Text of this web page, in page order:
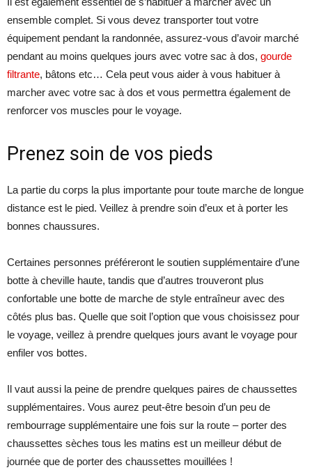
ensemble complet. Si vous devez transporter tout votre
équipement pendant la randonnée, assurez-vous d’avoir marché
pendant au moins quelques jours avec votre sac à dos, gourde
filtrante, bâtons etc… Cela peut vous aider à vous habituer à
marcher avec votre sac à dos et vous permettra également de
renforcer vos muscles pour le voyage.
Prenez soin de vos pieds
La partie du corps la plus importante pour toute marche de longue
distance est le pied. Veillez à prendre soin d’eux et à porter les
bonnes chaussures.
Certaines personnes préféreront le soutien supplémentaire d’une
botte à cheville haute, tandis que d’autres trouveront plus
confortable une botte de marche de style entraîneur avec des
côtés plus bas. Quelle que soit l’option que vous choisissez pour
le voyage, veillez à prendre quelques jours avant le voyage pour
enfiler vos bottes.
Il vaut aussi la peine de prendre quelques paires de chaussettes
supplémentaires. Vous aurez peut-être besoin d’un peu de
rembourrage supplémentaire une fois sur la route – porter des
chaussettes sèches tous les matins est un meilleur début de
journée que de porter des chaussettes mouillées !